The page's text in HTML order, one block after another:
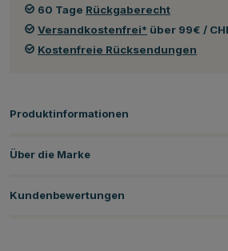
60 Tage Rückgaberecht
Versandkostenfrei* über 99€ /
Kostenfreie Rücksendungen
Produktinformationen
Über die Marke
Kundenbewertungen